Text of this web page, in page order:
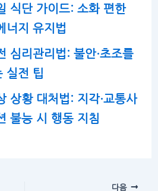
식단 가이드: 소화 편한
너지 유지법
심리관리법: 불안·초조를
실전 팁
상황 대처법: 지각·교통사
불능 시 행동 지침
다음